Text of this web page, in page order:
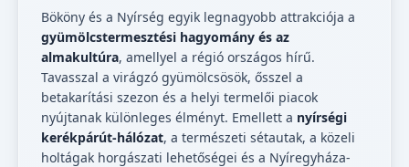
Bököny és a Nyírség egyik legnagyobb attrakciója a
gyümölcstermesztési hagyomány és az
almakultúra, amellyel a régió országos hírű.
Tavasszal a virágzó gyümölcsösök, ősszel a
betakarítási szezon és a helyi termelői piacok
nyújtanak különleges élményt. Emellett a nyírségi
kerékpárút-hálózat, a természeti sétautak, a közeli
holtágak horgászati lehetőségei és a Nyíregyháza-